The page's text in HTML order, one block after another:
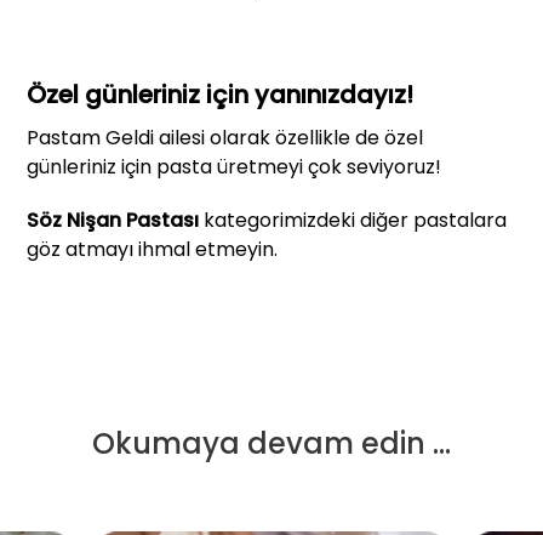
Özel günleriniz için yanınızdayız!
Pastam Geldi ailesi olarak özellikle de özel
günleriniz için pasta üretmeyi çok seviyoruz!
Söz Nişan Pastası kategorimizdeki diğer pastalara
göz atmayı ihmal etmeyin.
Okumaya devam edin ...